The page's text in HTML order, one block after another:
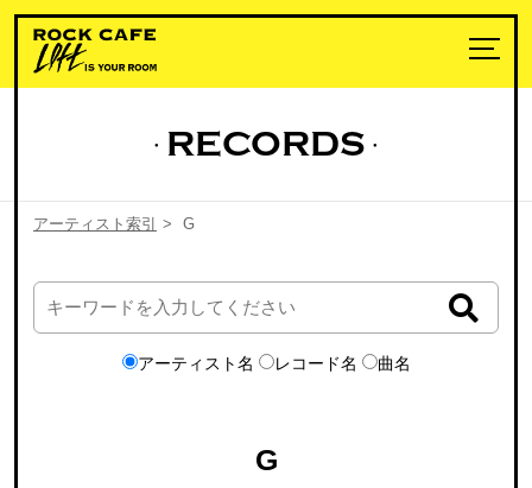
RECORDS
アーティスト索引 > G
アーティスト名 レコード名 曲名
G